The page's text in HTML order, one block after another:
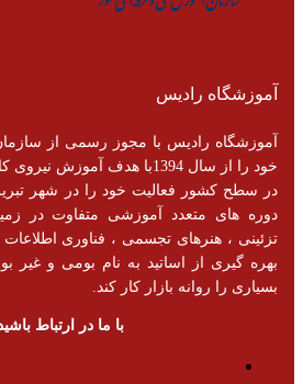
آموزشگاه رادیس
آموزشگاه رادیس با مجوز رسمی از
خود را از سال 1394با هدف
در سطح کشور فعالیت خود را در شهر تبریز
دوره های متعدد آموزشی متفاوت در
تزئینی ، هنرهای تجسمی ، فناوری اطلاعات
بهره گیری از اساتید به نام بومی و غیر
بسیاری را روانه بازار کار کند.
با ما در ارتباط